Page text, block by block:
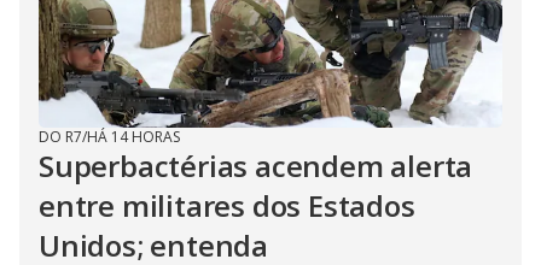
DO R7/HÁ 14 HORAS
Superbactérias acendem alerta
entre militares dos Estados
Unidos; entenda